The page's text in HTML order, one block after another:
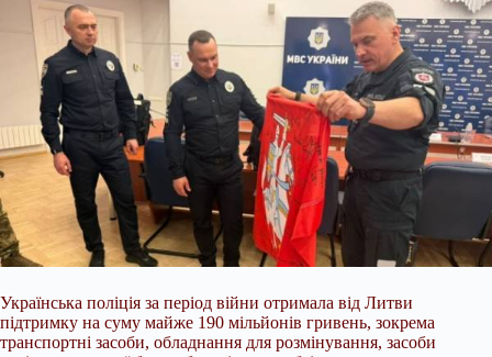
Українська поліція за період війни отримала від Литви
підтримку на суму майже 190 мільйонів гривень, зокрема
транспортні засоби, обладнання для розмінування, засоби